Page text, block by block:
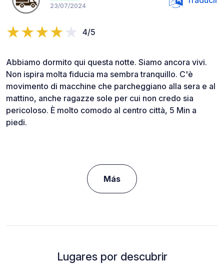
23/07/2024
4/5
Abbiamo dormito qui questa notte. Siamo ancora vivi.
Non ispira molta fiducia ma sembra tranquillo. C'è
movimento di macchine che parcheggiano alla sera e al
mattino, anche ragazze sole per cui non credo sia
pericoloso. È molto comodo al centro città, 5 Min a
piedi.
Más
Lugares por descubrir